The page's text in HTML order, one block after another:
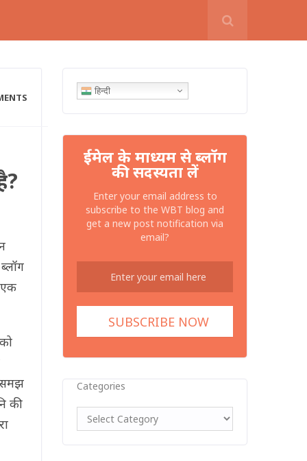
की
हिन्दी
ईमेल के माध्यम से ब्लॉग
की सदस्यता लें
Enter your email address to
subscribe to the WBT blog and
get a new post notification via
email?
Categories